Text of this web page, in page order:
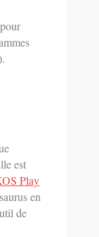
est
Play
en
de